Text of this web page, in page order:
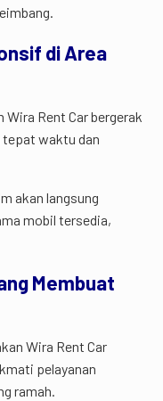
di Area
Wira Rent Car bergerak
tepat waktu dan
akan langsung
mobil tersedia,
Membuat
Wira Rent Car
pelayanan
ramah.